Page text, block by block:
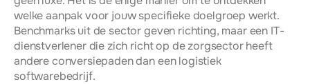
welke aanpak voor jouw specifieke doelgroep werkt.
Benchmarks uit de sector geven richting, maar een IT-
dienstverlener die zich richt op de zorgsector heeft
andere conversiepaden dan een logistiek
softwarebedrijf.